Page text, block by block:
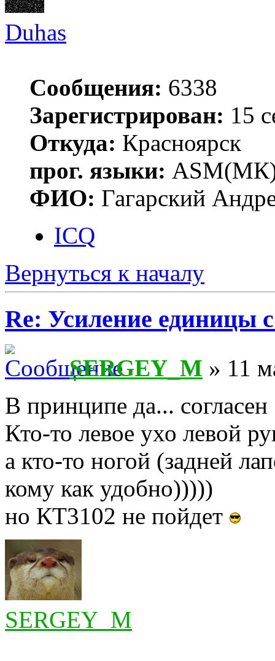
Duhas
Сообщения: 6338
Зарегистрирован: 15
Откуда: Красноярск
прог. языки:
ФИО: Гагарский
ICQ
Вернуться к началу
Re: Усиление единицы
SERGEY_M » 11
В принципе да... согласен
Кто-то левое ухо левой
а кто-то ногой (задней
кому как удобно)))))
но КТ3102 не пойдет
SERGEY_M